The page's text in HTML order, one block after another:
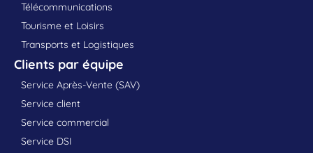
Télécommunications
Tourisme et Loisirs
Transports et Logistiques
Clients par équipe
Service Après-Vente (SAV)
Service client
Service commercial
Service DSI